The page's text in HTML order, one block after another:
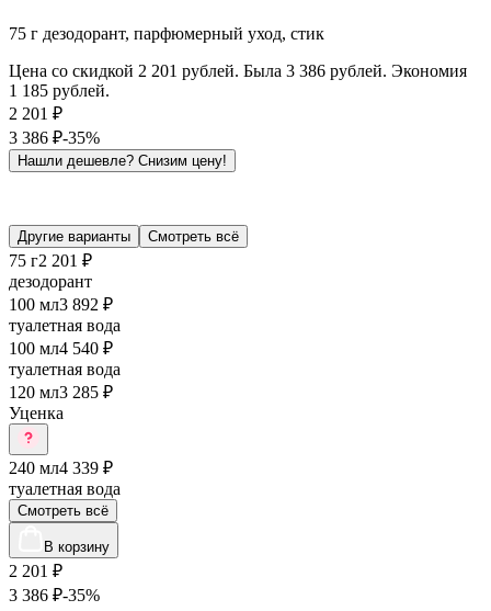
75 г дезодорант, парфюмерный уход, стик
Цена со скидкой 2 201 рублей. Была 3 386 рублей. Экономия
1 185 рублей.
2 201 ₽
3 386 ₽-35%
Нашли дешевле? Снизим цену!
Другие варианты Смотреть всё
75 г2 201 ₽
дезодорант
100 мл3 892 ₽
туалетная вода
100 мл4 540 ₽
туалетная вода
120 мл3 285 ₽
Уценка
240 мл4 339 ₽
туалетная вода
Смотреть всё
В корзину
2 201 ₽
3 386 ₽-35%